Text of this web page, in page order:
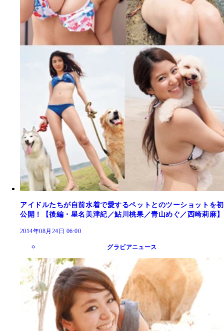
アイドルたちが自前水着で愛するペットとのツーショットを初
公開！【後編・星名美津紀／鮎川桃果／青山めぐ／西崎莉麻】
2014年08月24日 06:00
グラビアニュース